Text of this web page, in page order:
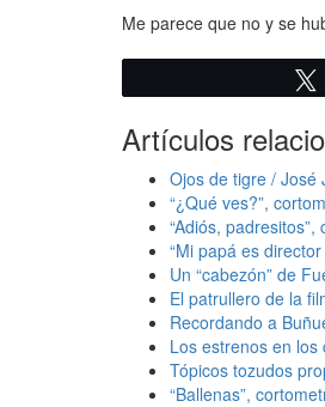
Me parece que no y se
Artículos
Ojos de tigre / José
“¿Qué ves?”,
“Adiós,
“Mi papá es
Un “cabezón” de
El patrullero de la
Recordando a
Los estrenos en
Tópicos tozudos
“Ballenas”,